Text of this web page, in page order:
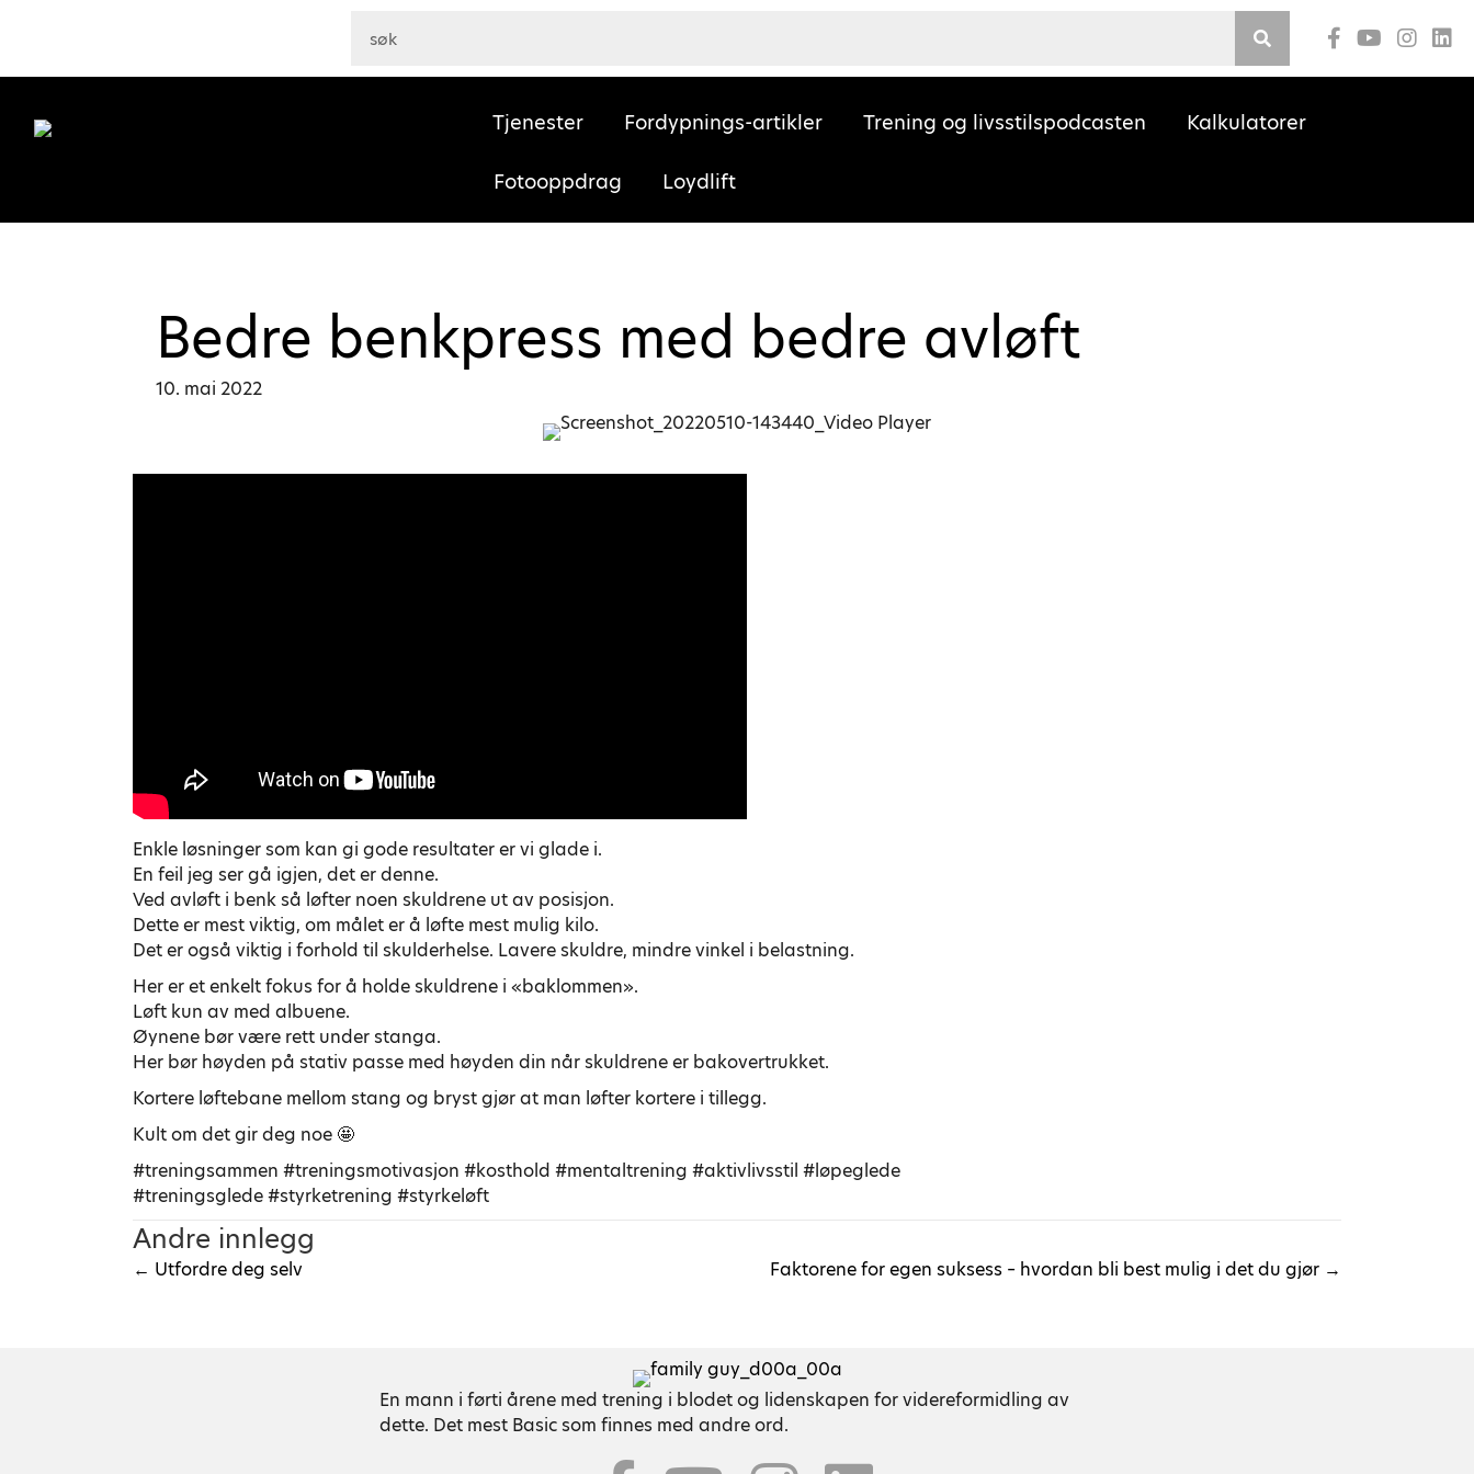
Youtube
Tjenester Fordypnings-artikler Trening og livsstilspodcasten Kalkulatorer
Fotooppdrag Loydlift
Bedre benkpress med bedre avløft
10. mai 2022
Enkle løsninger som kan gi gode resultater er vi glade i.
En feil jeg ser gå igjen, det er denne.
Ved avløft i benk så løfter noen skuldrene ut av posisjon.
Dette er mest viktig, om målet er å løfte mest mulig kilo.
Det er også viktig i forhold til skulderhelse. Lavere skuldre, mindre vinkel i belastning.
Her er et enkelt fokus for å holde skuldrene i «baklommen».
Løft kun av med albuene.
Øynene bør være rett under stanga.
Her bør høyden på stativ passe med høyden din når skuldrene er bakovertrukket.
Kortere løftebane mellom stang og bryst gjør at man løfter kortere i tillegg.
Kult om det gir deg noe 🤩
#treningsammen #treningsmotivasjon #kosthold #mentaltrening #aktivlivsstil #løpeglede
#treningsglede #styrketrening #styrkeløft
Andre innlegg
← Utfordre deg selv Faktorene for egen suksess – hvordan bli best mulig i det du gjør →
En mann i førti årene med trening i blodet og lidenskapen for videreformidling av
dette. Det mest Basic som finnes med andre ord.